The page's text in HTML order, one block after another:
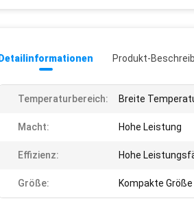
Detailinformationen Produkt-
Temperaturbereich: Breite
Macht: Hohe Leistung
Effizienz: Hohe
Größe: Kompakte Größe